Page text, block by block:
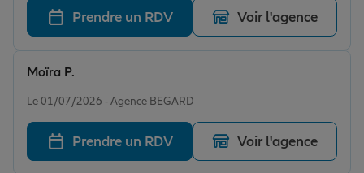
Retraite
Prendre un RDV Voir l'agence
Le 01/07/2026 - Agence BEGARD
Moïra P.
Prendre un RDV Voir l'agence